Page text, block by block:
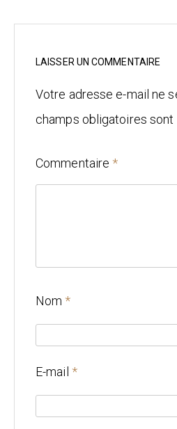
Fashion
Culinaire
Industrielle
Mariage
Architecture
LAISSER UN COMMENTAIRE
Votre adresse e-mail ne
champs obligatoires sont
Commentaire *
Nom *
E-mail *